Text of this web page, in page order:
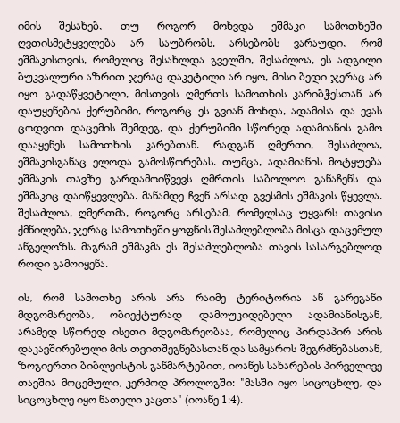
იმის შესახებ, თუ როგორ მოხვდა ეშმაკი სამოთხეში
ღვთისმეტყველება არ საუბრობს. არსებობს ვარაუდი, რომ
ეშმაკისთვის, რომელიც შესახლდა გველში, შესაძლოა, ეს ადგილი
ბუკვალური აზრით ჯერაც დაკეტილი არ იყო, მისი ბედი ჯერაც არ
იყო გადაწყვეტილი, მისთვის ღმერთს სამოთხის კარიბჭესთან არ
დაუყენებია ქერუბიმი, როგორც ეს გვიან მოხდა, ადამისა და ევას
ცოდვით დაცემის შემდეგ, და ქერუბიმი სწორედ ადამიანის გამო
დააყენეს სამოთხის კარებთან. რადგან ღმერთი, შესაძლოა,
ეშმაკისგანაც ელოდა გამოსწორებას. თუმცა, ადამიანის მოტყუება
ეშმაკის თავზე გარდამოიწვევს ღმრთის საბოლოო განაჩენს და
ეშმაკიც დაიწყევლება. მანამდე ჩვენ არსად გვესმის ეშმაკის წყევლა.
შესაძლოა, ღმერთმა, როგორც არსებამ, რომელსაც უყვარს თავისი
ქმნილება, ჯერაც სამოთხეში ყოფნის შესაძლებლობა მისცა დაცემულ
ანგელოზს. მაგრამ ეშმაკმა ეს შესაძლებლობა თავის სასარგებლოდ
როდი გამოიყენა.
ის, რომ სამოთხე არის არა რაიმე ტერიტორია ან გარეგანი
მდგომარეობა, ობიექტურად დამოუკიდებელი ადამიანისგან,
არამედ სწორედ ისეთი მდგომარეობაა, რომელიც პირდაპირ არის
დაკავშირებული მის თვითშეგნებასთან და სამყაროს შეგრძნებასთან,
ზოგიერთი ბიბლეისტის განმარტებით, იოანეს სახარების პირველივე
თავშია მოცემული, კერძოდ პროლოგში: "მასში იყო სიცოცხლე, და
სიცოცხლე იყო ნათელი კაცთა" (იოანე 1:4).